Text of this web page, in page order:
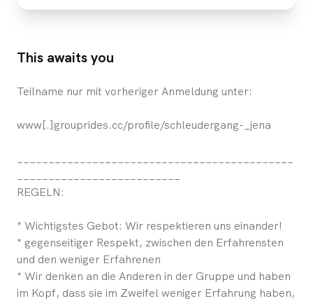
This awaits you
Teilname nur mit vorheriger Anmeldung unter:
www[.]grouprides.cc/profile/schleudergang-_jena
REGELN:
* Wichtigstes Gebot: Wir respektieren uns einander!
* gegenseitiger Respekt, zwischen den Erfahrensten
und den weniger Erfahrenen
* Wir denken an die Anderen in der Gruppe und haben
im Kopf, dass sie im Zweifel weniger Erfahrung haben,